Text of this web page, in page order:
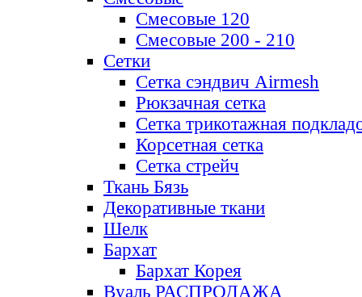
Смесовые 120
Смесовые 200 - 210
Сетки
Сетка сэндвич Airmesh
Рюкзачная сетка
Сетка трикотажная
Корсетная сетка
Сетка стрейч
Ткань Бязь
Декоративные ткани
Шелк
Бархат
Бархат Корея
Вуаль РАСПРОДАЖА